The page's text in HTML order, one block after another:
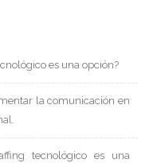
es una opción?
la comunicación en
tecnológico es una